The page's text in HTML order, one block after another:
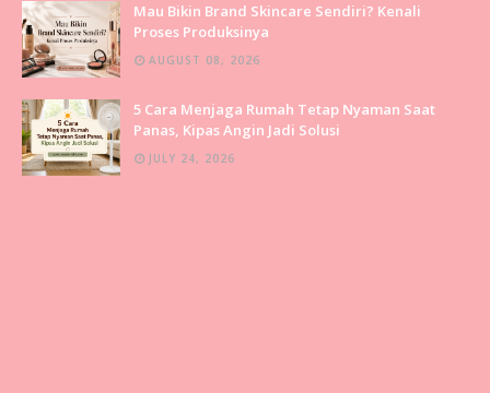
Mau Bikin Brand Skincare Sendiri? Kenali
Proses Produksinya
AUGUST 08, 2026
5 Cara Menjaga Rumah Tetap Nyaman Saat
Panas, Kipas Angin Jadi Solusi
JULY 24, 2026